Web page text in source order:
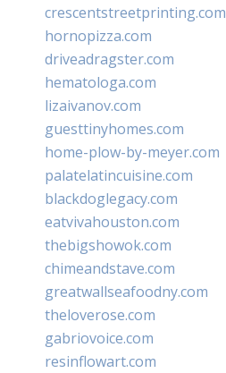
crescentstreetprinting.com
hornopizza.com
driveadragster.com
hematologa.com
lizaivanov.com
guesttinyhomes.com
home-plow-by-meyer.com
palatelatincuisine.com
blackdoglegacy.com
eatvivahouston.com
thebigshowok.com
chimeandstave.com
greatwallseafoodny.com
theloverose.com
gabriovoice.com
resinflowart.com